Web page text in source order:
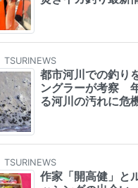
TSURINEWS
都市河川での釣り
ングラーが考察
る河川の汚れに危
TSURINEWS
作家「開高健」と